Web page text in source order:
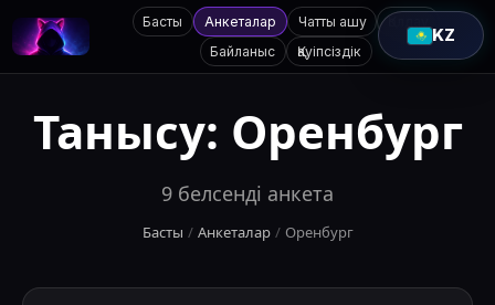
Басты Анкеталар Чатты ашу
Қолдау
Байланыс
Қауіпсіздік
KZ
Танысу: Оренбург
9 белсенді анкета
Басты / Анкеталар / Оренбург